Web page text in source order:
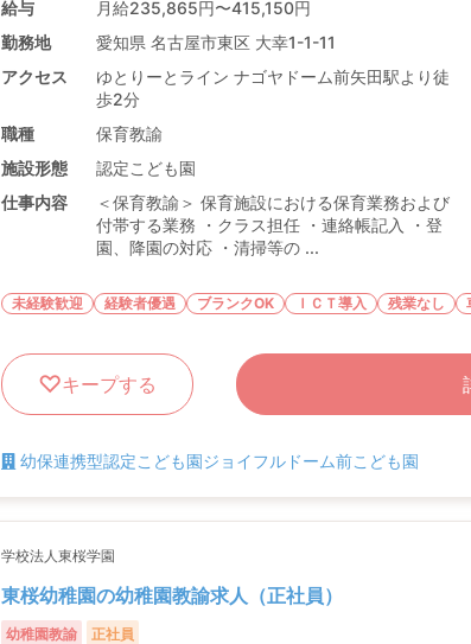
給与
月給235,865円〜415,150円
勤務地
愛知県 名古屋市東区 大幸1-1-11
アクセス
ゆとりーとライン ナゴヤドーム前矢田駅より徒
歩2分
職種
保育教諭
施設形態
認定こども園
仕事内容
＜保育教諭＞ 保育施設における保育業務および
付帯する業務 ・クラス担任 ・連絡帳記入 ・登
園、降園の対応 ・清掃等の ...
未経験歓迎 経験者優遇 ブランクOK ＩＣＴ導入 残業なし
キープする
幼保連携型認定こども園ジョイフルドーム前こども園
学校法人東桜学園
東桜幼稚園の幼稚園教諭求人（正社員）
幼稚園教諭 正社員